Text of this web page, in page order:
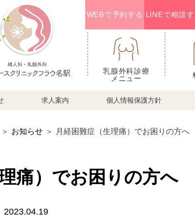
WEBで予約する LINEで相談す
乳腺外科診療
メニュー
求人案内 個人情報保護方針
＞ お知らせ ＞ 月経困難症（生理痛）でお困りの方へ
痛）でお困りの方へ
2023.04.19